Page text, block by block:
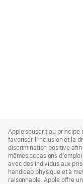
Footer
Apple souscrit au principe
favoriser l’inclusion et la
discrimination positive
mêmes occasions
avec des individus aux
handicap physique et à
raisonnable. Apple offre